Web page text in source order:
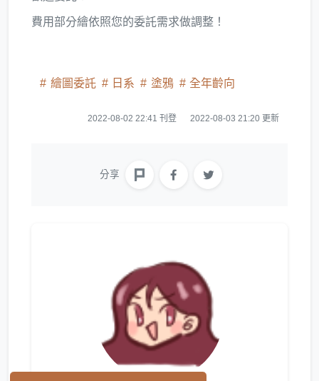
費用部分繪依照您的委託需求做調整！
繪圖委託 日系 塗鴉 全年齡向
2022-08-02 22:41 刊登 2022-08-03 21:20 更新
分享